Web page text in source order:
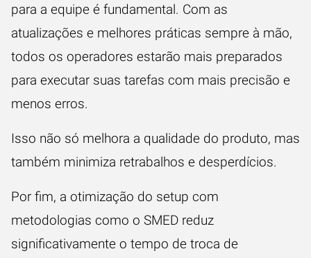
para a equipe é fundamental. Com as
atualizações e melhores práticas sempre à mão,
todos os operadores estarão mais preparados
para executar suas tarefas com mais precisão e
menos erros.
Isso não só melhora a qualidade do produto, mas
também minimiza retrabalhos e desperdícios.
Por fim, a otimização do setup com
metodologias como o SMED reduz
significativamente o tempo de troca de